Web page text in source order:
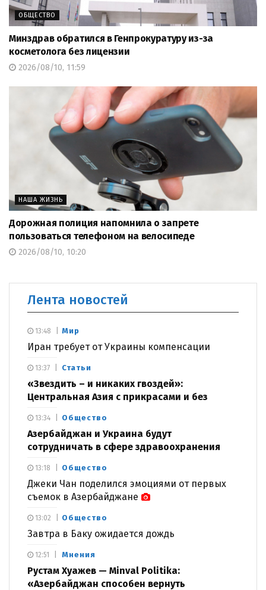
ОБЩЕСТВО
Минздрав обратился в Генпрокуратуру из-за
косметолога без лицензии
2026/08/10, 11:59
НАША ЖИЗНЬ
Дорожная полиция напомнила о запрете
пользоваться телефоном на велосипеде
2026/08/10, 10:20
Лента новостей
Мир
Иран требует от Украины компенсации
13:48
Статьи
«Звездить – и никаких гвоздей»:
Центральная Азия с прикрасами и без
13:37
Общество
Азербайджан и Украина будут
сотрудничать в сфере здравоохранения
13:34
Общество
Джеки Чан поделился эмоциями от первых
съемок в Азербайджане
13:18
Общество
Завтра в Баку ожидается дождь
13:02
Мнения
Рустам Хуажев — Minval Politika:
«Азербайджан способен вернуть
12:51